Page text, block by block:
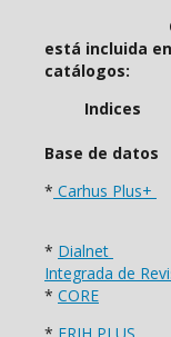
está incluida
catálogos:
Base de datos
* Carhus Plus+
* Dialnet
Integrada de
* CORE